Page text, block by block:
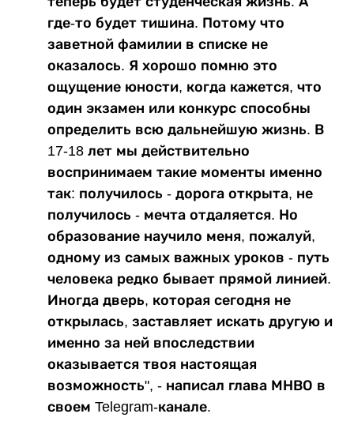
где-то будет тишина. Потому что
заветной фамилии в списке не
оказалось. Я хорошо помню это
ощущение юности, когда кажется, что
один экзамен или конкурс способны
определить всю дальнейшую жизнь. В
17-18 лет мы действительно
воспринимаем такие моменты именно
так: получилось - дорога открыта, не
получилось - мечта отдаляется. Но
образование научило меня, пожалуй,
одному из самых важных уроков - путь
человека редко бывает прямой линией.
Иногда дверь, которая сегодня не
открылась, заставляет искать другую и
именно за ней впоследствии
оказывается твоя настоящая
возможность", - написал глава МНВО в
своем Telegram-канале.